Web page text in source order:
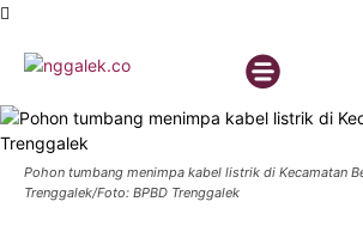
Pohon tumbang menimpa kabel listrik di Kecamatan
Trenggalek/Foto: BPBD Trenggalek